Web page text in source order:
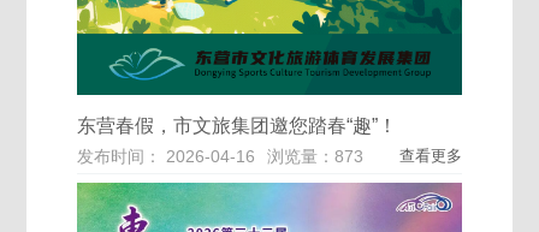
东营春假，市文旅集团邀您踏春“趣”！
发布时间： 2026-04-16 浏览量：873 查看更多